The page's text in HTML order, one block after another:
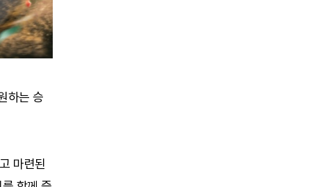
하는 승
마련된